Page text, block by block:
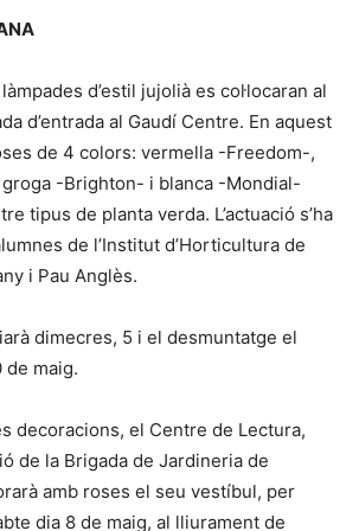
d’estil jujolià es col·locaran al
d’entrada al Gaudí Centre. En aquest
de 4 colors: vermella -Freedom-,
-Brighton- i blanca -Mondial-
tipus de planta verda. L’actuació s’ha
de l’Institut d’Horticultura de
i Pau Anglès.
dimecres, 5 i el desmuntatge el
de maig.
decoracions, el Centre de Lectura,
de la Brigada de Jardineria de
amb roses el seu vestíbul, per
dia 8 de maig, al lliurament de